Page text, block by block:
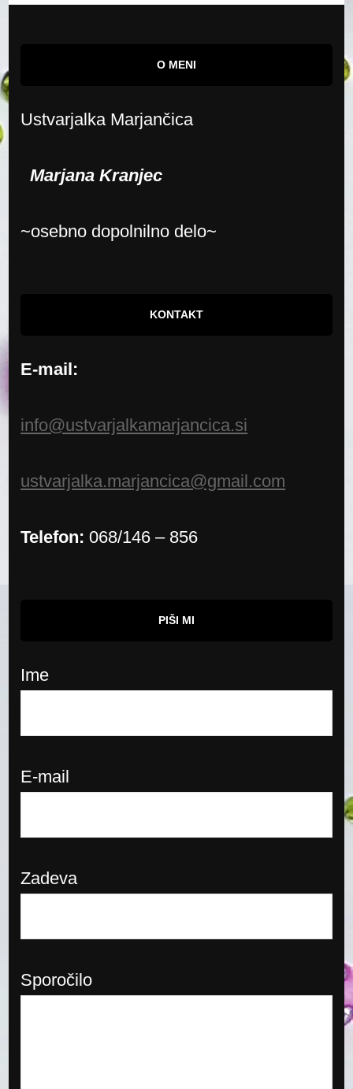
O MENI
Ustvarjalka Marjančica
Marjana Kranjec
~osebno dopolnilno delo~
KONTAKT
E-mail:
info@ustvarjalkamarjancica.si
ustvarjalka.marjancica@gmail.com
Telefon:068/146 – 856
PIŠI MI
Ime
E-mail
Zadeva
Sporočilo